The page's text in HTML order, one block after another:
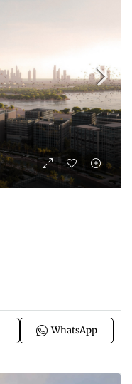
WhatsApp